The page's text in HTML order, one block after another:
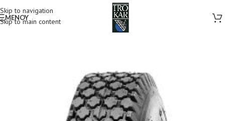
Skip to navigation
Skip to main content
MENOY